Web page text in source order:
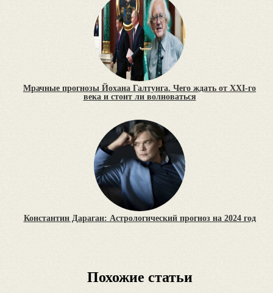
Мрачные прогнозы Йохана Галтунга. Чего ждать от XXI-го
века и стоит ли волноваться
Константин Дараган: Астрологический прогноз на 2024 год
Похожие статьи